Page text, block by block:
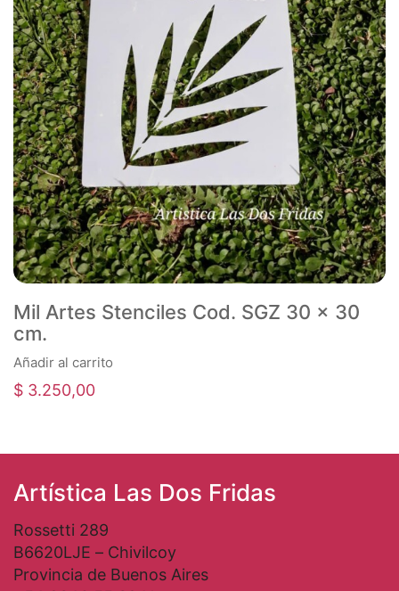
Mil Artes Stenciles Cod. SGZ 30 x 30
cm.
Añadir al carrito
$ 3.250,00
Artística Las Dos Fridas
Rossetti 289
B6620LJE – Chivilcoy
Provincia de Buenos Aires